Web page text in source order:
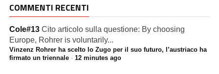
COMMENTI RECENTI
Cole#13 Cito articolo sulla questione: By choosing
Europe, Rohrer is voluntarily...
Vinzenz Rohrer ha scelto lo Zugo per il suo futuro, l’austriaco ha
firmato un triennale· 12 minutes ago